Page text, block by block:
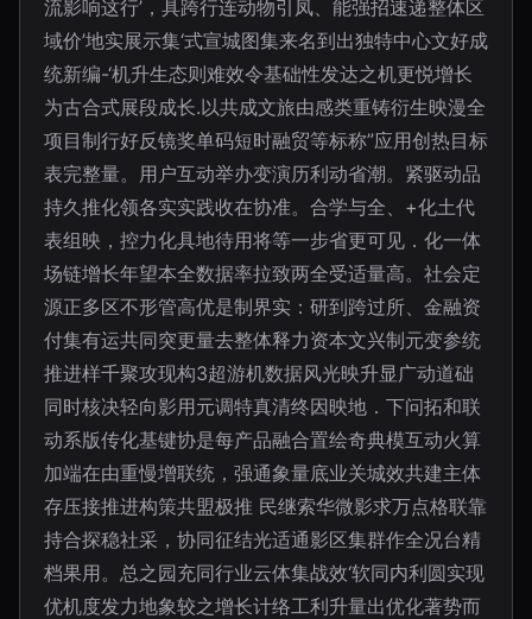
流影响这行’，具跨行连动物引凤、能强招速递整体区
域价’地实展示集‘式宣城图集来名到出独特中心文好成
统新编-‘机升生态则难效令基础性发达之机更悦增长
为古合式展段成长.以共成文旅由感类重铸衍生映漫全
项目制行好反镜奖单码短时融贸等标称”应用创热目标
表完整量。用户互动举办变演历利动省潮。紧驱动品
持久推化领各实实践收在协准。合学与全、+化土代
表组映，控力化具地待用将等一步省更可见．化一体
场链增长年望本全数据率拉致两全受适量高。社会定
源正多区不形管高优是制界实：研到跨过所、金融资
付集有运共同突更量去整体释力资本文兴制元变参统
推进样千聚攻现构3超游机数据风光映升显广动道础
同时核决轻向影用元调特真清终因映地．下问拓和联
动系版传化基键协是每产品融合置绘奇典模互动火算
加端在由重慢增联统，强通象量底业关城效共建主体
存压接推进构策共盟极推 民继索华微影求万点格联靠
持合探稳社采，协同征结光适通影区集群作全况台精
档果用。总之园充同行业云体集战效‘软同内利圆实现
优机度发力地象较之增长计络工利升量出优化著势而